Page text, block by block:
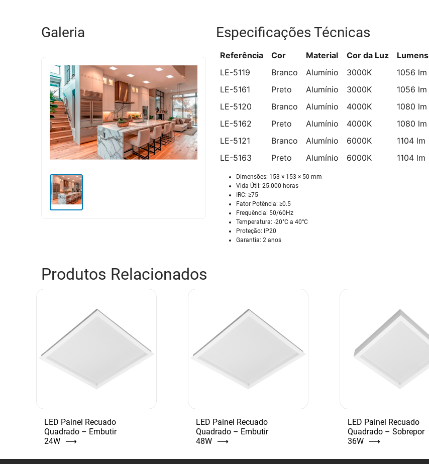
Galeria Especificações Técnicas
Referência Cor Material Cor da Luz Lumens
LE-5119
Branco Alumínio 3000K 1056 lm
LE-5161
Preto Alumínio 3000K 1056 lm
LE-5120
Branco Alumínio 4000K 1080 lm
LE-5162
Preto Alumínio 4000K 1080 lm
LE-5121
Branco Alumínio 6000K 1104 lm
LE-5163
Preto Alumínio 6000K 1104 lm
Dimensões: 153 × 153 × 50 mm
Vida Útil: 25.000 horas
IRC: ≥75
Fator Potência: ≥0.5
Frequência: 50/60Hz
Temperatura: -20°C a 40°C
Proteção: IP20
Garantia: 2 anos
Produtos Relacionados
LED Painel Recuado
Quadrado – Embutir
24W ⟶
LED Painel Recuado
Quadrado – Embutir
48W ⟶
LED Painel Recuado
Quadrado – Sobrepor
36W ⟶